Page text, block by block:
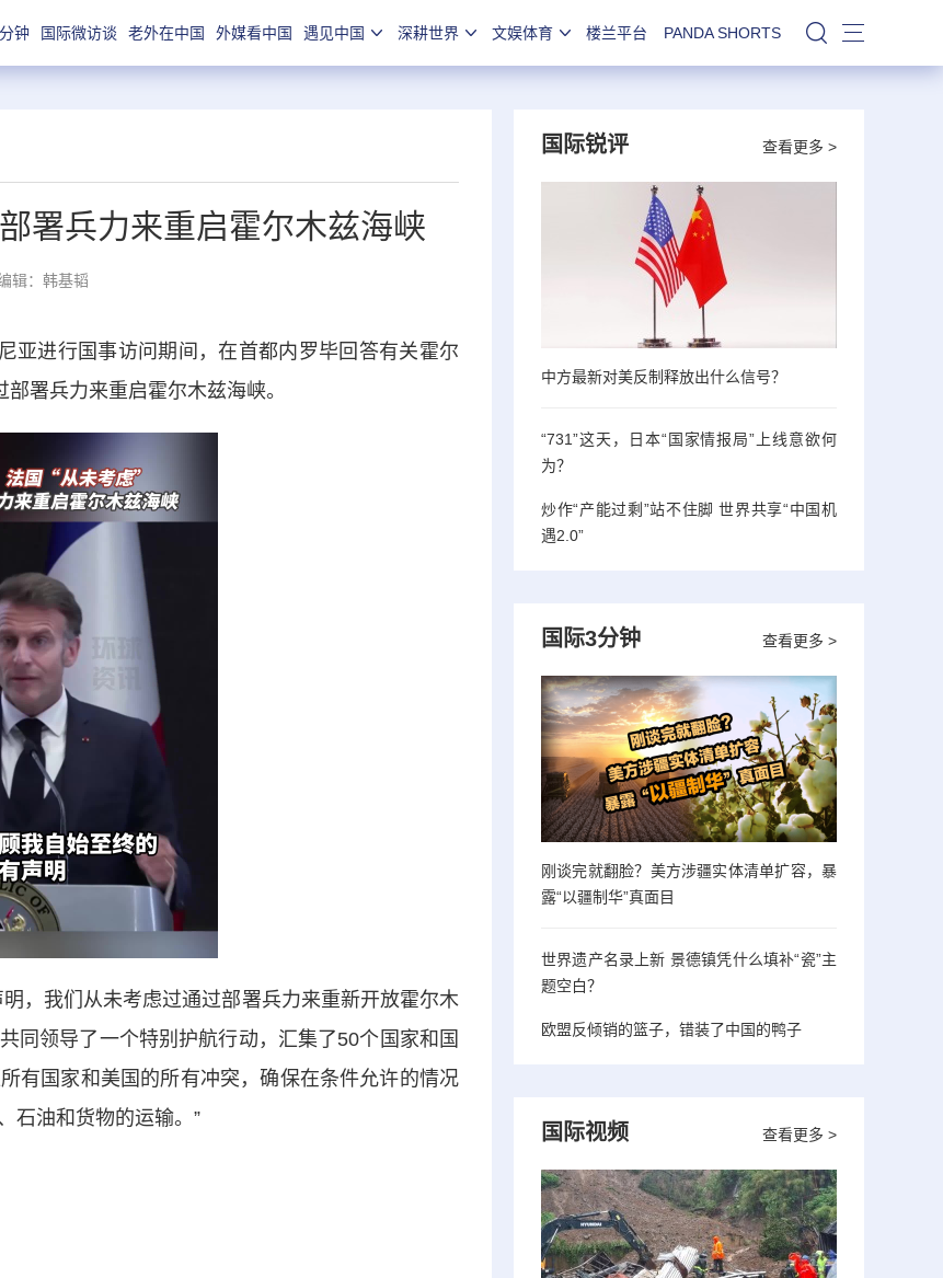
钟 国际微访谈 老外在中国 外媒看中国 遇见中国 深耕世界 文娱体育 楼兰平台 PANDA SHORTS 站内搜索
署兵力来重启霍尔木兹海峡
辑：韩基韬
进行国事访问期间，在首都内罗毕回答有关霍尔
署兵力来重启霍尔木兹海峡。
我们从未考虑过通过部署兵力来重新开放霍尔木
同领导了一个特别护航行动，汇集了50个国家和国
有国家和美国的所有冲突，确保在条件允许的情况
石油和货物的运输。”
查看更多 >
国际锐评
中方最新对美反制释放出什么信号？
“731”这天，日本“国家情报局”上线意欲何
为？
炒作“产能过剩”站不住脚 世界共享“中国机
遇2.0”
查看更多 >
国际3分钟
刚谈完就翻脸？美方涉疆实体清单扩容，暴
露“以疆制华”真面目
世界遗产名录上新 景德镇凭什么填补“瓷”主
题空白？
欧盟反倾销的篮子，错装了中国的鸭子
查看更多 >
国际视频